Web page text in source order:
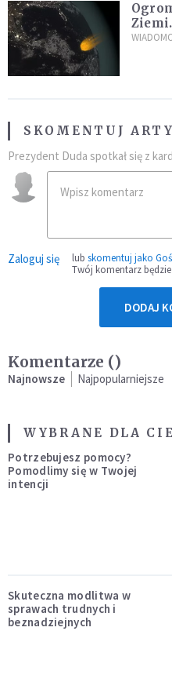
SKOMENTUJ
Prezydent Duda spotkał się z
Zaloguj się lub skomentuj jako
Twój komentarz
DODAJ
Komentarze ()
Najnowsze Najpopularniejsze
WYBRANE DLA
Potrzebujesz pomocy?
Pomodlimy się w Twojej
intencji
Skuteczna modlitwa w
sprawach trudnych i
beznadziejnych